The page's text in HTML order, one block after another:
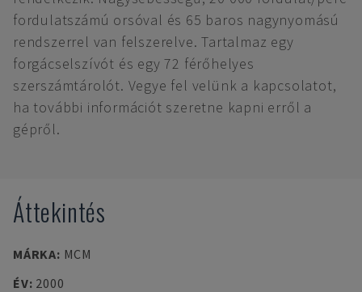
fordulatszámú orsóval és 65 baros nagynyomású
rendszerrel van felszerelve. Tartalmaz egy
forgácselszívót és egy 72 férőhelyes
szerszámtárolót. Vegye fel velünk a kapcsolatot,
ha további információt szeretne kapni erről a
gépről.
Áttekintés
MÁRKA: MCM
ÉV: 2000